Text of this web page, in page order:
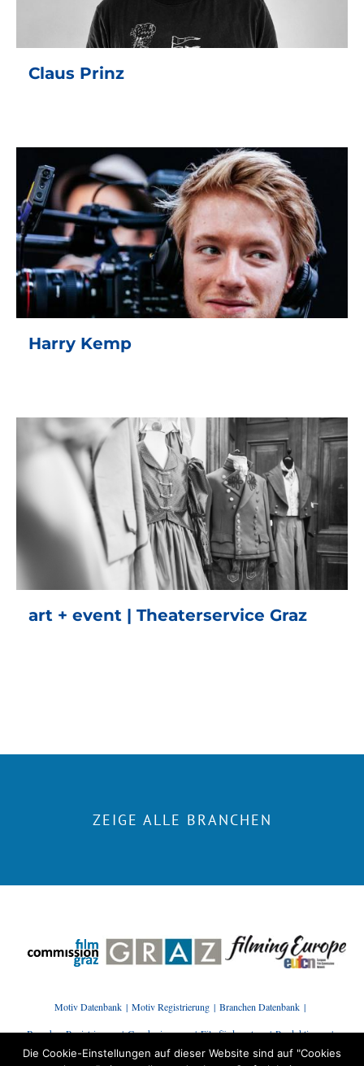
Claus Prinz
Harry Kemp
art + event | Theaterservice Graz
ZEIGE ALLE BRANCHEN
Motiv Datenbank Motiv Registrierung Branchen Datenbank
Branchen Registrierung Genehmigungen Filmförderantrag Produktionen
Presse | News Branchenstammtisch Kontakt
Die Cookie-Einstellungen auf dieser Website sind auf "Cookies